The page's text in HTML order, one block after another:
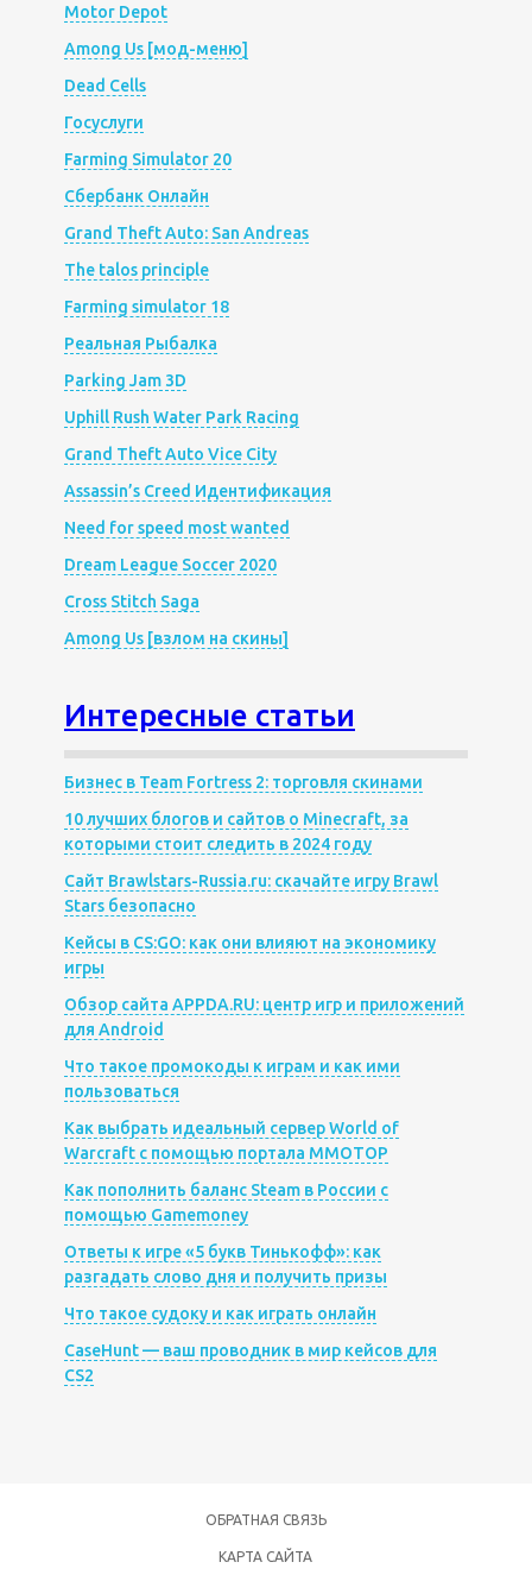
Motor Depot
Among Us [мод-меню]
Dead Cells
Госуслуги
Farming Simulator 20
Сбербанк Онлайн
Grand Theft Auto: San Andreas
The talos principle
Farming simulator 18
Реальная Рыбалка
Parking Jam 3D
Uphill Rush Water Park Racing
Grand Theft Auto Vice City
Assassin’s Creed Идентификация
Need for speed most wanted
Dream League Soccer 2020
Cross Stitch Saga
Among Us [взлом на скины]
Интересные статьи
Бизнес в Team Fortress 2: торговля скинами
10 лучших блогов и сайтов о Minecraft, за
которыми стоит следить в 2024 году
Сайт Brawlstars-Russia.ru: скачайте игру Brawl
Stars безопасно
Кейсы в CS:GO: как они влияют на экономику
игры
Обзор сайта APPDA.RU: центр игр и приложений
для Android
Что такое промокоды к играм и как ими
пользоваться
Как выбрать идеальный сервер World of
Warcraft с помощью портала MMOTOP
Как пополнить баланс Steam в России с
помощью Gamemoney
Ответы к игре «5 букв Тинькофф»: как
разгадать слово дня и получить призы
Что такое судоку и как играть онлайн
CaseHunt — ваш проводник в мир кейсов для
CS2
ОБРАТНАЯ СВЯЗЬ
КАРТА САЙТА